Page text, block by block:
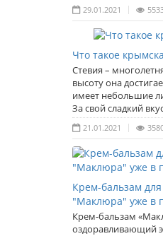
29.01.2021
Что такое
Стевия –
высоту она
имеет небольшие
За свой сладкий
21.01.2021
Крем-бальзам для
"Маклюра" уже в
Крем-бальзам
оздоравливающий